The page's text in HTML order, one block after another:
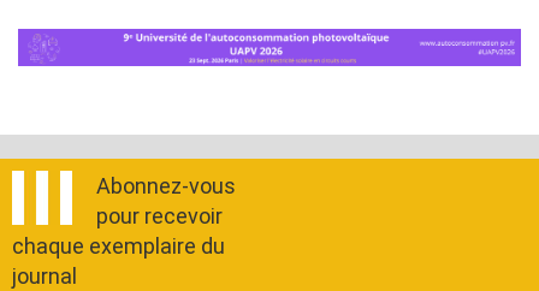
Abonnez-vous
pour recevoir
chaque exemplaire du
journal